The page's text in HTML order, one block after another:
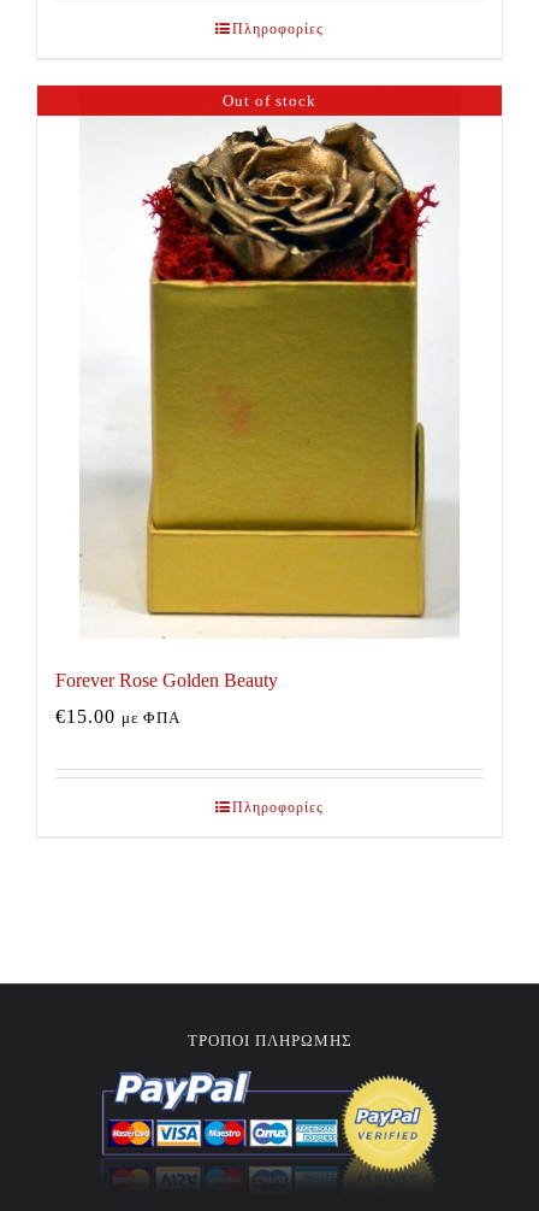
Πληροφορίες
Out of stock
Forever Rose Golden Beauty
€15.00 με ΦΠΑ
Πληροφορίες
ΤΡΟΠΟΙ ΠΛΗΡΩΜΗΣ